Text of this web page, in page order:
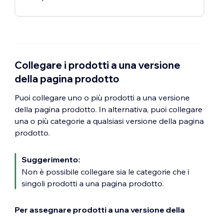
Collegare i prodotti a una versione
della pagina prodotto
Puoi collegare uno o più prodotti a una versione
della pagina prodotto. In alternativa, puoi collegare
una o più categorie a qualsiasi versione della pagina
prodotto.
Suggerimento:
Non è possibile collegare sia le categorie che i
singoli prodotti a una pagina prodotto.
Per assegnare prodotti a una versione della